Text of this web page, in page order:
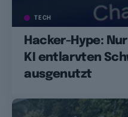
TECH
Hacker-Hype:
KI entlarvten
ausgenutzt